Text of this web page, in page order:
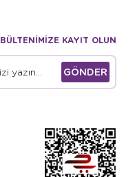
BÜLTENİMİZE KAYIT OLUN
GÖNDER